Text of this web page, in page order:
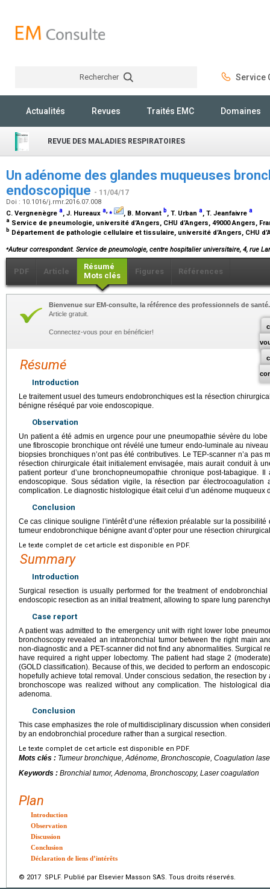
Rechercher Service
Actualités Revues Traités EMC Domaines
REVUE DES MALADIES RESPIRATOIRES
Un adénome des glandes muqueuses
endoscopique - 11/04/17
Doi : 10.1016/j.rmr.2016.07.008
C. Vergnenègre a, J. Hureaux a,⁎ , B. Morvant b, T. Urban a, T. Jeanfaivre a
a Service de pneumologie, université d’Angers, CHU d’Angers, 49000 Angers,
b Département de pathologie cellulaire et tissulaire, université d’Angers, CHU
⁎Auteur correspondant. Service de pneumologie, centre hospitalier universitaire, 4, rue
PDF Article
Résumé
Mots clés
Figures Références
Bienvenue sur EM-consulte, la référence des professionnels de santé.
Article gratuit.
Connectez-vous pour en bénéficier!
Résumé
Introduction
Le traitement usuel des tumeurs endobronchiques est la résection
bénigne réséqué par voie endoscopique.
Observation
Un patient a été admis en urgence pour une pneumopathie sévère du
une fibroscopie bronchique ont révélé une tumeur endo-luminale au
biopsies bronchiques n’ont pas été contributives. Le TEP-scanner n’a pas
résection chirurgicale était initialement envisagée, mais aurait conduit à
patient porteur d’une bronchopneumopathie chronique post-tabagique.
endoscopique. Sous sédation vigile, la résection par
complication. Le diagnostic histologique était celui d’un adénome muqueux
Conclusion
Ce cas clinique souligne l’intérêt d’une réflexion préalable sur la
tumeur endobronchique bénigne avant d’opter pour une résection
Le texte complet de cet article est disponible en PDF.
Summary
Introduction
Surgical resection is usually performed for the treatment of
endoscopic resection as an initial treatment, allowing to spare lung
Case report
A patient was admitted to the emergency unit with right lower lobe
bronchoscopy revealed an intrabronchial tumor between the right main
non-diagnostic and a PET-scanner did not find any abnormalities. Surgical
have required a right upper lobectomy. The patient had stage 2
(GOLD classification). Because of this, we decided to perform an
hopefully achieve total removal. Under conscious sedation, the resection
bronchoscope was realized without any complication. The histological
adenoma.
Conclusion
This case emphasizes the role of multidisciplinary discussion when
by an endobronchial procedure rather than a surgical resection.
Le texte complet de cet article est disponible en PDF.
Mots clés : Tumeur bronchique, Adénome, Bronchoscopie, Coagulation
Keywords : Bronchial tumor, Adenoma, Bronchoscopy, Laser coagulation
Plan
Introduction
Observation
Discussion
Conclusion
Déclaration de liens d’intérêts
© 2017 SPLF. Publié par Elsevier Masson SAS. Tous droits réservés.